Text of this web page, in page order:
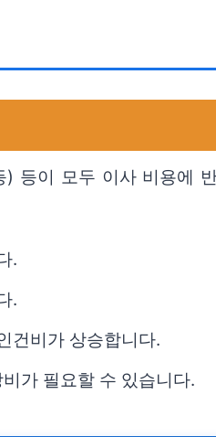
등이 모두 이사 비용에
.
.
건비가 상승합니다.
가 필요할 수 있습니다.